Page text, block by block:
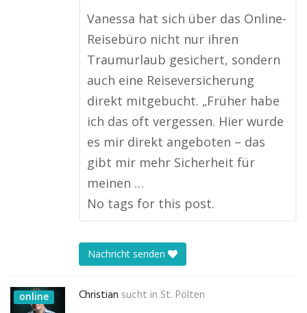
Vanessa hat sich über das Online-
Reisebüro nicht nur ihren
Traumurlaub gesichert, sondern
auch eine Reiseversicherung
direkt mitgebucht. „Früher habe
ich das oft vergessen. Hier wurde
es mir direkt angeboten – das
gibt mir mehr Sicherheit für
meinen …
No tags for this post.
Nachricht senden
online Christian sucht in St. Pölten